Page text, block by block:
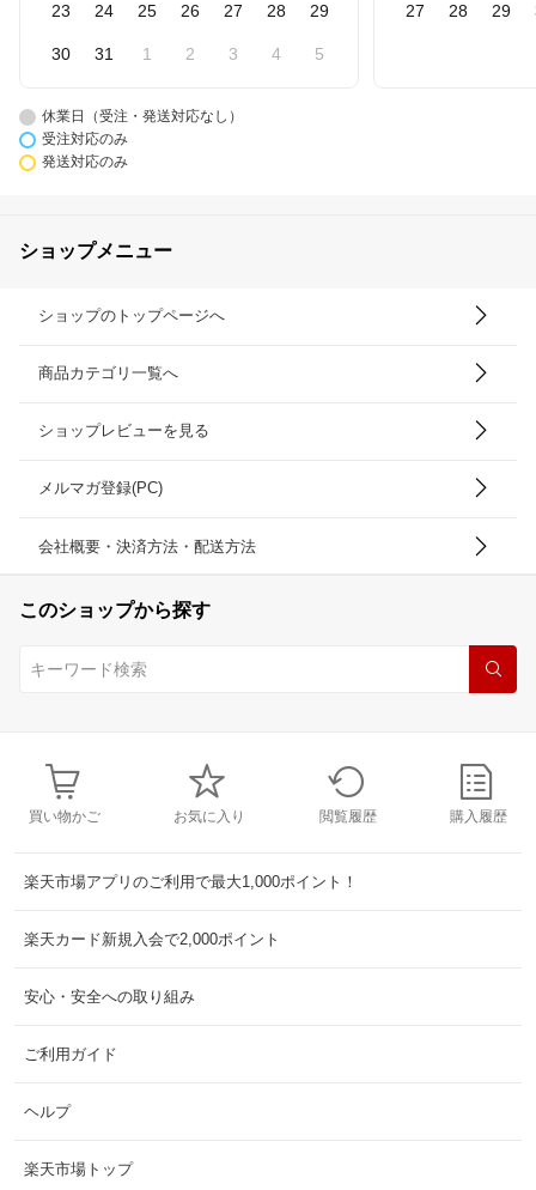
23 24 25 26 27 28 29
30 31 1 2 3 4 5
27 28 29
休業日（受注・発送対応なし）
受注対応のみ
発送対応のみ
ショップメニュー
ショップのトップページへ
商品カテゴリ一覧へ
ショップレビューを見る
メルマガ登録(PC)
会社概要・決済方法・配送方法
このショップから探す
買い物かご お気に入り 閲覧履歴 購入履歴
楽天市場アプリのご利用で最大1,000ポイント！
楽天カード新規入会で2,000ポイント
安心・安全への取り組み
ご利用ガイド
ヘルプ
楽天市場トップ